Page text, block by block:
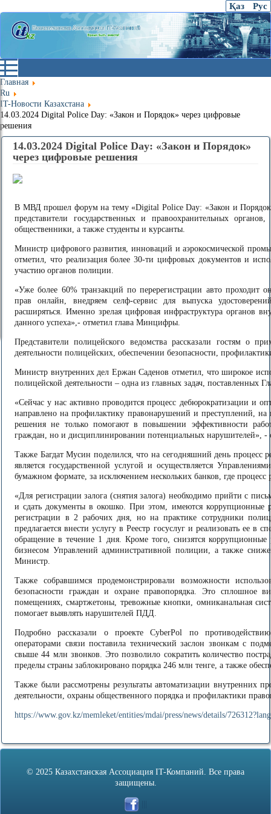
Қаз Рус
Главная
Ru
IT-Новости Казахстана
14.03.2024 Digital Police Day: «Закон и Порядок» через цифровые
решения
14.03.2024 Digital Police Day: «Закон и Порядок»
через цифровые решения
В МВД прошел форум на тему «Digital Police Day: «Закон и
представители государственных и правоохранительных
общественники, а также студенты и курсанты.
Министр цифрового развития, инноваций и аэрокосмической
отметил, что реализация более 30-ти цифровых документов и
участию органов полиции.
«Уже более 60% транзакций по перерегистрации авто проходит
прав онлайн, внедряем селф-сервис для выпуска
расширяться. Именно зрелая цифровая инфраструктура органов
данного успеха»,- отметил глава Минцифры.
Представители полицейского ведомства рассказали гостям о
деятельности полицейских, обеспечении безопасности,
Министр внутренних дел Ержан Саденов отметил, что широкое
полицейской деятельности – одна из главных задач, поставленных
«Сейчас у нас активно проводится процесс дебюрократизации и
направлено на профилактику правонарушений и преступлений,
решения не только помогают в повышении эффективности
граждан, но и дисциплинировании потенциальных нарушителей», -
Также Багдат Мусин поделился, что на сегодняшний день процесс
является государственной услугой и осуществляется
бумажном формате, за исключением нескольких банков, где
«Для регистрации залога (снятия залога) необходимо прийти с
и сдать документы в окошко. При этом, имеются коррупционные
регистрации в 2 рабочих дня, но на практике сотрудники
предлагается внести услугу в Реестр госуслуг и реализовать ее в
обращение в течение 1 дня. Кроме того, снизятся
бизнесом Управлений административной полиции, а также
Министр.
Также собравшимся продемонстрировали возможности
безопасности граждан и охране правопорядка. Это сплошное
помещениях, смартжетоны, тревожные кнопки, омниканальная
помогает выявлять нарушителей ПДД.
Подробно рассказали о проекте CyberPol по
операторами связи поставила технический заслон звонкам с
свыше 44 млн звонков. Это позволило сократить количество
пределы страны заблокировано порядка 246 млн тенге, а также
Также были рассмотрены результаты автоматизации внутренних
деятельности, охраны общественного порядка и профилактики
https://www.gov.kz/memleket/entities/mdai/press/news/details/
© 2025 Казахстанская Ассоциация IT-Компаний. Все права
защищены.